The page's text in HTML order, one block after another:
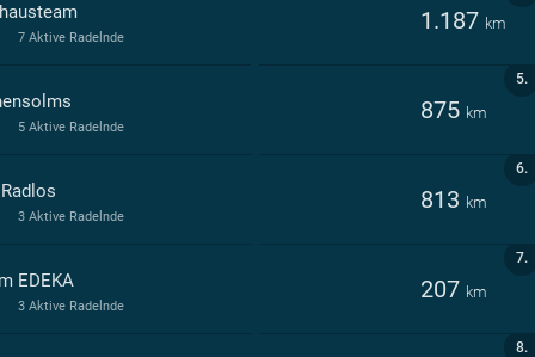
1.187 km
7 Aktive Radelnde
5.
875 km
5 Aktive Radelnde
6.
813 km
3 Aktive Radelnde
7.
EDEKA 207 km
3 Aktive Radelnde
8.